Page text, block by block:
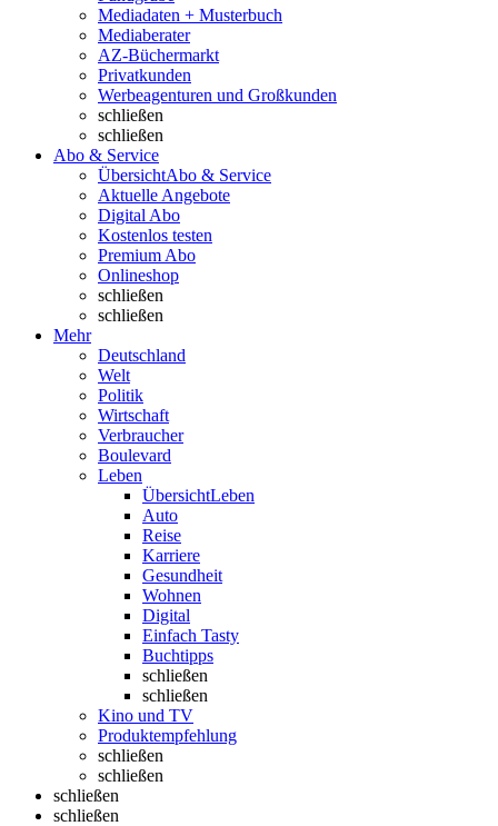
Mediadaten + Musterbuch
Mediaberater
AZ-Büchermarkt
Privatkunden
Werbeagenturen und Großkunden
schließen
schließen
Abo & Service
ÜbersichtAbo & Service
Aktuelle Angebote
Digital Abo
Kostenlos testen
Premium Abo
Onlineshop
schließen
schließen
Mehr
Deutschland
Welt
Politik
Wirtschaft
Verbraucher
Boulevard
Leben
ÜbersichtLeben
Auto
Reise
Karriere
Gesundheit
Wohnen
Digital
Einfach Tasty
Buchtipps
schließen
schließen
Kino und TV
Produktempfehlung
schließen
schließen
schließen
schließen